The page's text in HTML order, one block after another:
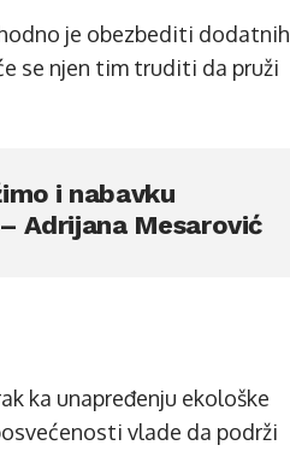
je obezbediti dodatnih
se njen tim truditi da pruži
i nabavku
Adrijana Mesarović
ka unapređenju ekološke
vlade da podrži